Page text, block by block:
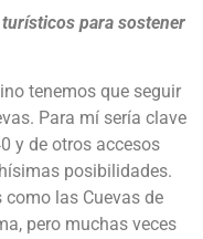
para sostener
tenemos que seguir
Para mí sería clave
y de otros accesos
posibilidades.
las Cuevas de
pero muchas veces